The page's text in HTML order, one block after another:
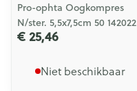
Pro-ophta Oogkompres
N/ster. 5,5x7,5cm 50 142022
€ 25,46
Niet beschikbaar